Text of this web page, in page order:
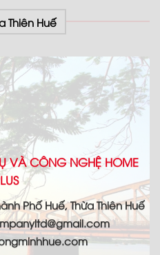
Thiên Huế
VÀ CÔNG NGHỆ HOME
Phố Huế, Thừa Thiên Huế